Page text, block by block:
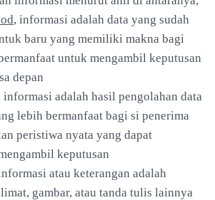
, informasi adalah data yang sudah
baru yang memiliki makna bagi
untuk mengambil keputusan
depan
informasi adalah hasil pengolahan data
lebih bermanfaat bagi si penerima
peristiwa nyata yang dapat
keputusan
atau keterangan adalah
gambar, atau tanda tulis lainnya